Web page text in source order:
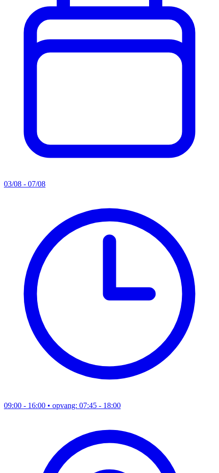
03/08 - 07/08
09:00 - 16:00 • opvang: 07:45 - 18:00